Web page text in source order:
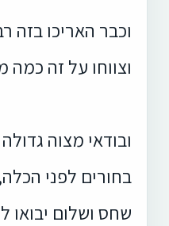
וכבר האריכו בזה
וצווחו על זה כמה
ובודאי מצוה
בחורים לפני
שחס ושלום יבואו